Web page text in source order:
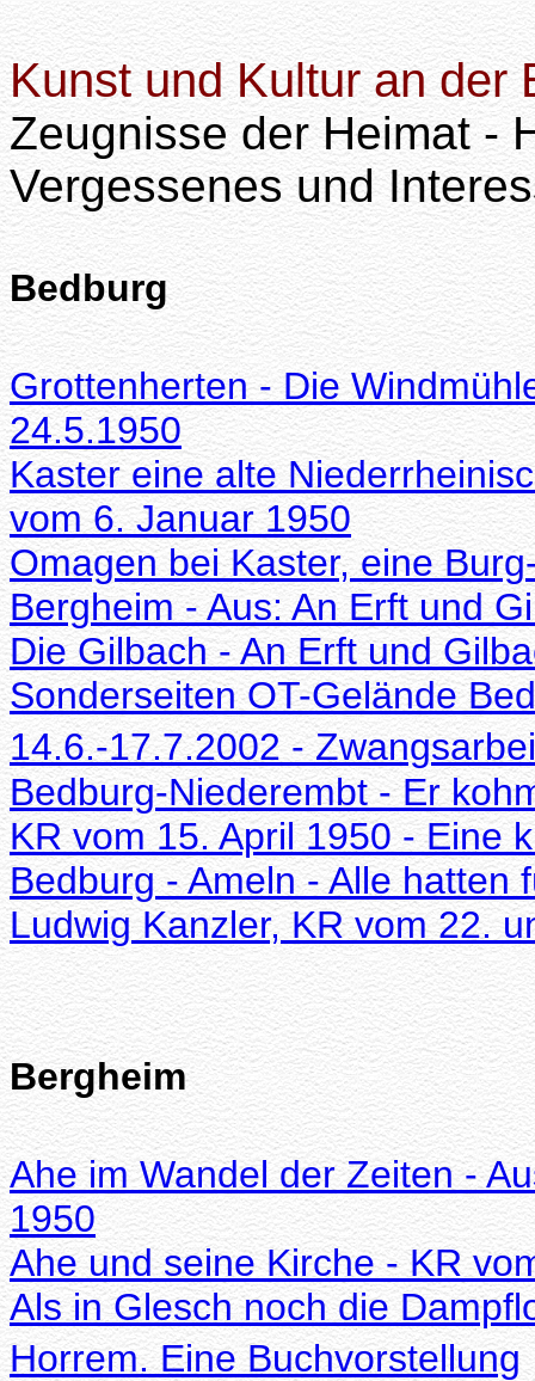
Kunst und Kultur an der
Zeugnisse der Heimat -
Vergessenes und
Bedburg
Grottenherten - Die
24.5.1950
Kaster eine alte
vom 6. Januar 1950
Omagen bei Kaster, eine
Bergheim - Aus: An Erft und
Die Gilbach - An Erft und
Sonderseiten OT-Gelände
14.6.-17.7.2002 -
Bedburg-Niederembt - Er
KR vom 15. April 1950 - Eine
Bedburg - Ameln - Alle
Ludwig Kanzler, KR vom 22.
Bergheim
Ahe im Wandel der Zeiten -
1950
Ahe und seine Kirche - KR
Als in Glesch noch die
Horrem. Eine Buchvorstellung